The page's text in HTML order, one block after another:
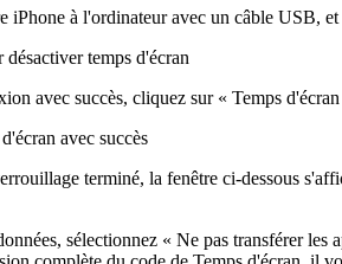
iPhone à l'ordinateur avec un câble USB,
avec succès, cliquez sur « Temps
terminé, la fenêtre ci-dessous
sélectionnez « Ne pas transférer les